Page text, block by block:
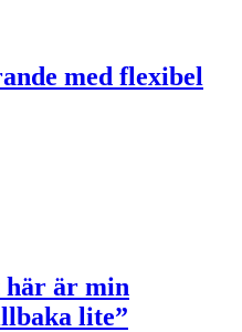
med flexibel
här är min
lite”